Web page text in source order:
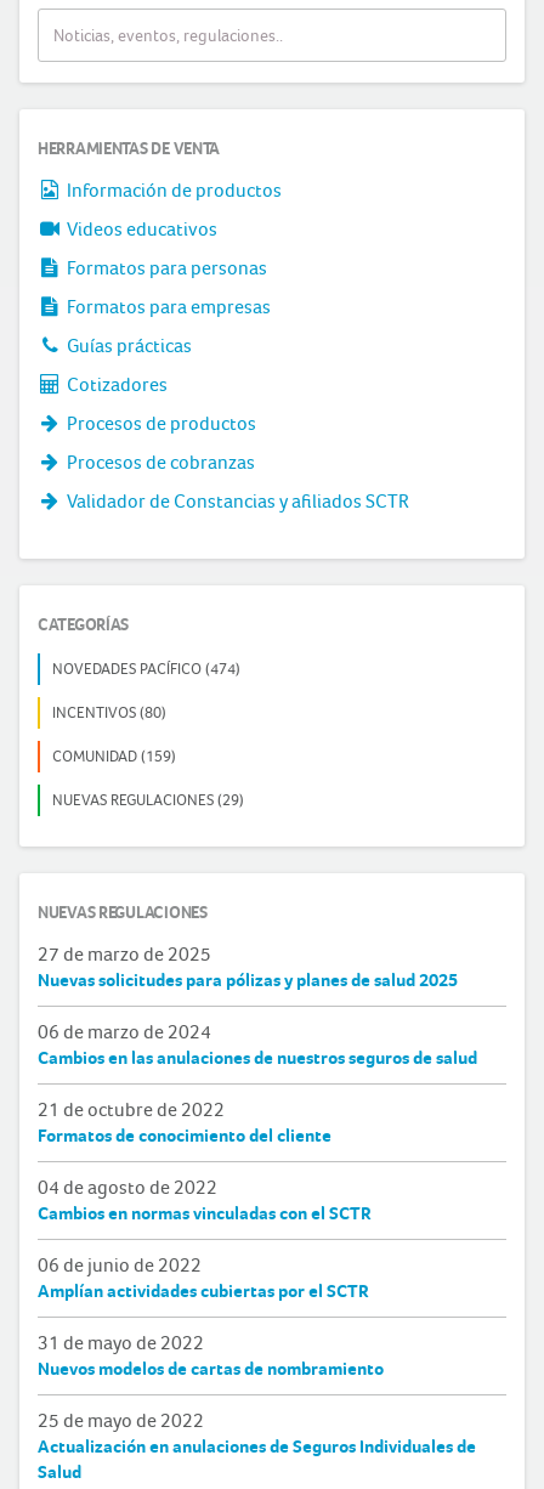
HERRAMIENTAS DE VENTA
Información de productos
Videos educativos
Formatos para personas
Formatos para empresas
Guías prácticas
Cotizadores
Procesos de productos
Procesos de cobranzas
Validador de Constancias y afiliados SCTR
CATEGORÍAS
NOVEDADES PACÍFICO (474)
INCENTIVOS (80)
COMUNIDAD (159)
NUEVAS REGULACIONES (29)
NUEVAS REGULACIONES
27 de marzo de 2025
Nuevas solicitudes para pólizas y planes de salud 2025
06 de marzo de 2024
Cambios en las anulaciones de nuestros seguros de salud
21 de octubre de 2022
Formatos de conocimiento del cliente
04 de agosto de 2022
Cambios en normas vinculadas con el SCTR
06 de junio de 2022
Amplían actividades cubiertas por el SCTR
31 de mayo de 2022
Nuevos modelos de cartas de nombramiento
25 de mayo de 2022
Actualización en anulaciones de Seguros Individuales de
Salud